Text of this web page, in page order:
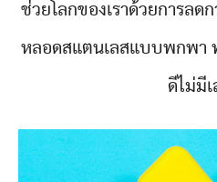
ช่วยโลกของเราด้วยการล
หลอดสแตนเลสแบบพกพา
ดีไม่มีเ